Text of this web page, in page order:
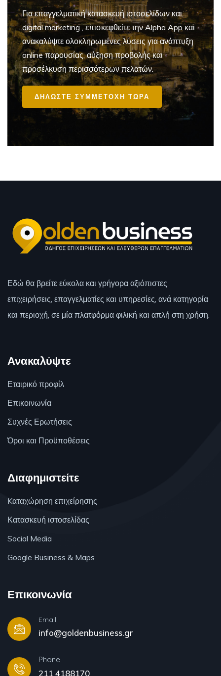
Για επαγγελματικήκατασκευή ιστοσελίδων και
digital marketing, επισκεφθείτε την Alpha App και
ανακαλύψτε ολοκληρωμένες λύσεις για ανάπτυξη
online παρουσίας, αύξηση προβολής και
προσέλκυση περισσότερων πελατών.
ΔΗΛΩΣΤΕ ΣΥΜΜΕΤΟΧΗ ΤΩΡΑ
Εδώ θα βρείτε εύκολα και γρήγορα αξιόπιστες
επιχειρήσεις, επαγγελματίες και υπηρεσίες, ανά κατηγορία
και περιοχή, σε μία πλατφόρμα φιλική και απλή στη χρήση.
Ανακαλύψτε
Εταιρικό προφίλ
Επικοινωνία
Συχνές Ερωτήσεις
Όροι και Προϋποθέσεις
Διαφημιστείτε
Kαταχώρηση επιχείρησης
Κατασκευή ιστοσελίδας
Social Media
Google Business & Maps
Επικοινωνία
Email
info@goldenbusiness.gr
Phone
211 4188170